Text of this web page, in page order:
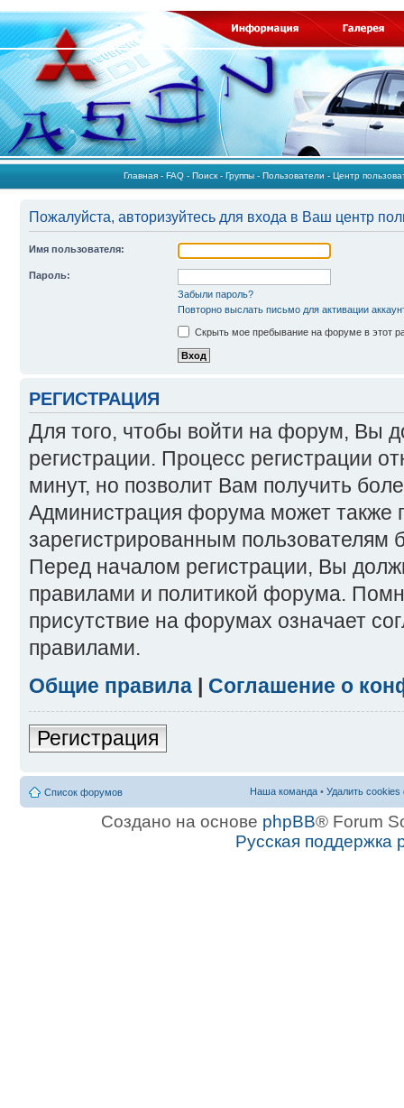
Главная - FAQ - Поиск - Группы - Пользователи - Центр
Пожалуйста, авторизуйтесь для входа в Ваш центр
Имя пользователя:
Пароль:
Забыли пароль?
Повторно выслать письмо для активации
Скрыть мое пребывание на форуме в этот
РЕГИСТРАЦИЯ
Для того, чтобы войти на форум, Вы
регистрации. Процесс регистрации
минут, но позволит Вам получить
Администрация форума может также
зарегистрированным пользователям
Перед началом регистрации, Вы
правилами и политикой форума.
присутствие на форумах означает
правилами.
Общие правила
Соглашение о
Регистрация
Список форумов Наша команда • Удалить
Создано на основе phpBB® Forum
Русская поддержка